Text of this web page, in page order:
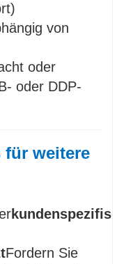
von
oder
oder DDP-
für weitere
Fordern Sie